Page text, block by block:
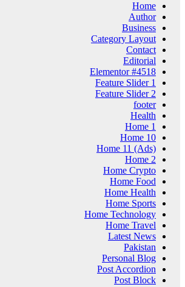
Home
Author
Business
Category Layout
Contact
Editorial
Elementor #4518
Feature Slider 1
Feature Slider 2
footer
Health
Home 1
Home 10
Home 11 (Ads)
Home 2
Home Crypto
Home Food
Home Health
Home Sports
Home Technology
Home Travel
Latest News
Pakistan
Personal Blog
Post Accordion
Post Block